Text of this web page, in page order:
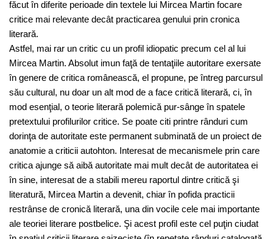
făcut în diferite perioade din textele lui Mircea Martin focare
critice mai relevante decât practicarea genului prin cronica
literară.
Astfel, mai rar un critic cu un profil idiopatic precum cel al lui
Mircea Martin. Absolut imun faţă de tentaţiile autoritare exersate
în genere de critica românească, el propune, pe întreg parcursul
său cultural, nu doar un alt mod de a face critică literară, ci, în
mod esenţial, o teorie literară polemică pur-sânge în spatele
pretextului profilurilor critice. Se poate citi printre rânduri cum
dorinţa de autoritate este permanent subminată de un proiect de
anatomie a criticii autohton. Interesat de mecanismele prin care
critica ajunge să aibă autoritate mai mult decât de autoritatea ei
în sine, interesat de a stabili mereu raportul dintre critică şi
literatură, Mircea Martin a devenit, chiar în pofida practicii
restrânse de cronică literară, una din vocile cele mai importante
ale teoriei literare postbelice. Şi acest profil este cel puţin ciudat